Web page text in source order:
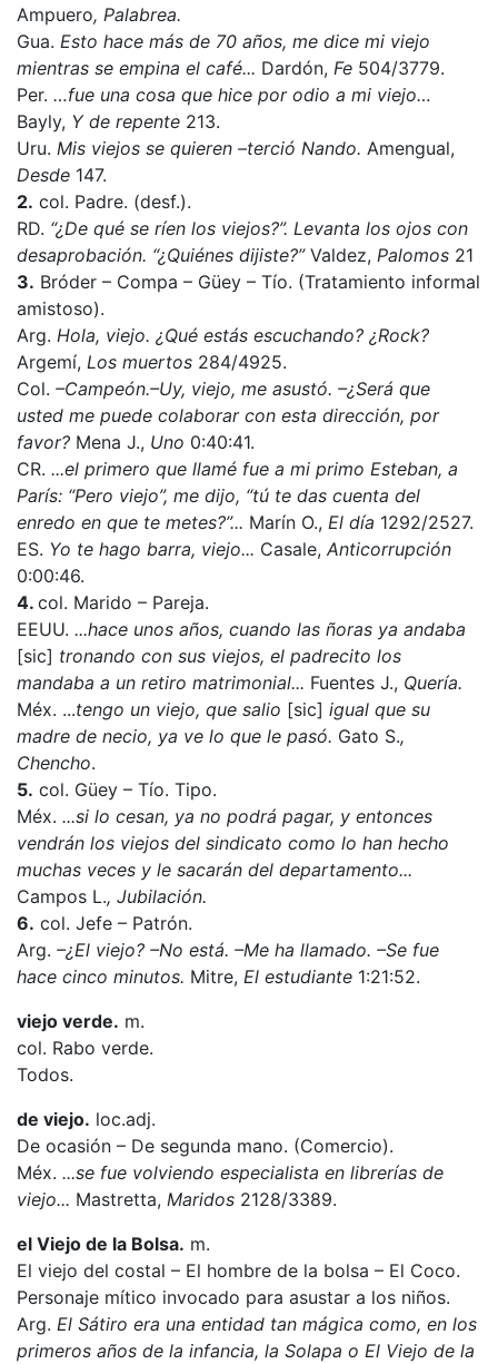
Ampuero, Palabrea.
Gua. Esto hace más de 70 años, me dice mi viejo
mientras se empina el café... Dardón, Fe 504/3779.
Per. …fue una cosa que hice por odio a mi viejo…
Bayly, Y de repente 213.
Uru. Mis viejos se quieren –terció Nando. Amengual,
Desde 147.
2. col. Padre. (desf.).
RD. “¿De qué se ríen los viejos?”. Levanta los ojos con
desaprobación. “¿Quiénes dijiste?”Valdez, Palomos 21
3. Bróder – Compa – Güey – Tío. (Tratamiento informal
amistoso).
Arg. Hola, viejo. ¿Qué estás escuchando? ¿Rock?
Argemí, Los muertos 284/4925.
Col. –Campeón.–Uy, viejo, me asustó. –¿Será que
usted me puede colaborar con esta dirección, por
favor? Mena J., Uno 0:40:41.
CR. ...el primero que llamé fue a mi primo Esteban, a
París: “Pero viejo”, me dijo, “tú te das cuenta del
enredo en que te metes?”... Marín O., El día 1292/2527.
ES. Yo te hago barra, viejo... Casale, Anticorrupción
0:00:46.
4. col. Marido – Pareja.
EEUU. ...hace unos años, cuando las ñoras ya andaba
[sic] tronando con sus viejos, el padrecito los
mandaba a un retiro matrimonial... Fuentes J., Quería.
Méx. ...tengo un viejo, que salio [sic] igual que su
madre de necio, ya ve lo que le pasó. Gato S.,
Chencho.
5. col. Güey – Tío. Tipo.
Méx. ...si lo cesan, ya no podrá pagar, y entonces
vendrán los viejos del sindicato como lo han hecho
muchas veces y le sacarán del departamento...
Campos L., Jubilación.
6. col. Jefe – Patrón.
Arg. –¿El viejo? –No está. –Me ha llamado. –Se fue
hace cinco minutos. Mitre, El estudiante 1:21:52.
viejo verde. m.
col. Rabo verde.
Todos.
de viejo. loc.adj.
De ocasión – De segunda mano. (Comercio).
Méx. ...se fue volviendo especialista en librerías de
viejo... Mastretta, Maridos 2128/3389.
el Viejo de la Bolsa. m.
El viejo del costal – El hombre de la bolsa – El Coco.
Personaje mítico invocado para asustar a los niños.
Arg. El Sátiro era una entidad tan mágica como, en los
primeros años de la infancia, la Solapa o El Viejo de la